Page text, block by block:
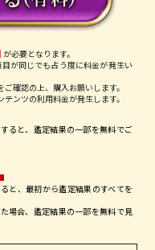
が必要となります。
が同じでも占う度に料金が発生い
確認の上、購入お願いします。
ンツの利用料金が発生します。
すると、鑑定結果の一部を無料でご
と、最初から鑑定結果のすべてを
場合、鑑定結果の一部を無料で見